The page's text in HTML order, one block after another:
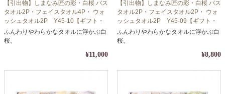
【引出物】しまなみ匠の彩・白桜 バス
タオル2P・フェイスタオル4P・ ウォ
ッシュタオル2P Y45-10【ギフト・
名披露目・タオル】【包装・熨斗対
応】
ふんわりやわらかなタオルに浮かぶ白
桜。
¥11,000
【引出物】しまなみ匠の彩・白桜 バス
タオル2P・フェイスタオル2P・ ウォ
ッシュタオル2P Y45-09【ギフト・
名披露目・タオル】【包装・熨斗対
応】
ふんわりやわらかなタオルに浮かぶ白
桜。
¥8,800